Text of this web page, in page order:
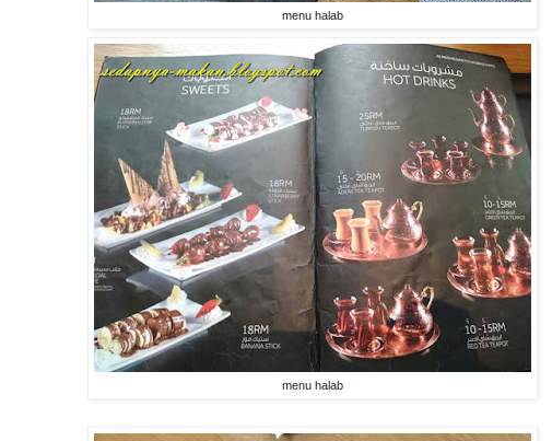
menu halab
menu halab